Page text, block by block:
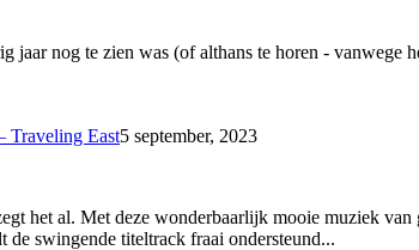
jaar nog te zien was (of althans te horen -
Traveling East5 september, 2023
het al. Met deze wonderbaarlijk mooie muziek
swingende titeltrack fraai ondersteund...